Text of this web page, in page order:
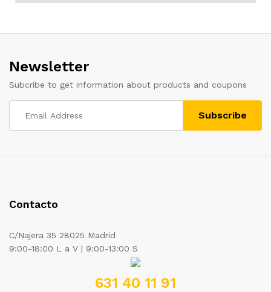
Newsletter
Subcribe to get information about products and coupons
Contacto
C/Najera 35 28025 Madrid
9:00-18:00 L a V | 9:00-13:00 S
631 40 11 91